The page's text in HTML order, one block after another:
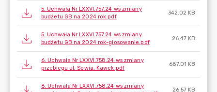
5. Uchwała Nr LXXVI.757.24 ws zmiany
budżetu GB na 2024 rok.pdf
342.02 KB
5. Uchwała Nr LXXVI.757.24 ws zmiany
budżetu GB na 2024 rok-głosowanie.pdf
26.47 KB
6. Uchwała Nr LXXVI.758.24 ws zmiany
przebiegu ul. Sowia, Kawek.pdf
687.01 KB
6. Uchwała Nr LXXVI.758.24 ws zmiany
26.57 KB